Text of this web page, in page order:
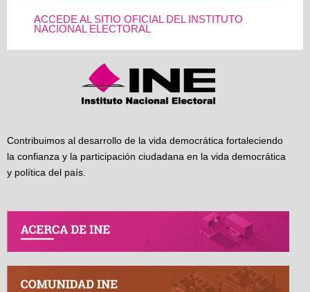
ACCEDE AL SITIO OFICIAL DEL INSTITUTO
NACIONAL ELECTORAL
Contribuimos al desarrollo de la vida democrática fortaleciendo
la confianza y la participación ciudadana en la vida democrática
y política del país.